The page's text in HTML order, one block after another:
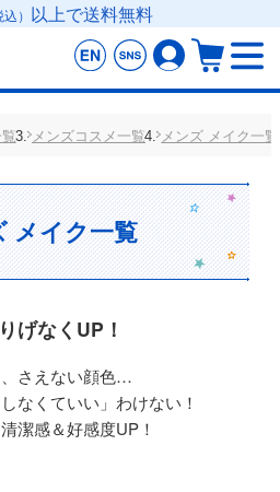
込） 以上で送料無料
メンズコスメ一覧 メンズ メイク一覧
メイク一覧
げなくUP！
さえない顔色…
なくていい」わけない！
潔感＆好感度UP！